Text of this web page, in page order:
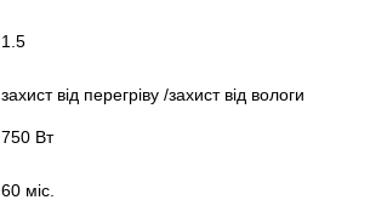
1.5
захист від перегріву /захист від вологи
750 Вт
60 міс.